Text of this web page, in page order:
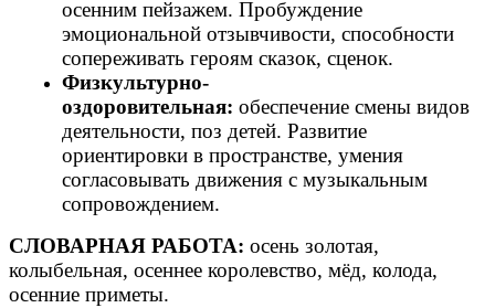
осенним пейзажем. Пробуждение
эмоциональной отзывчивости, способности
сопереживать героям сказок, сценок.
Физкультурно-
оздоровительная: обеспечение смены видов
деятельности, поз детей. Развитие
ориентировки в пространстве, умения
согласовывать движения с музыкальным
сопровождением.
СЛОВАРНАЯ РАБОТА: осень золотая,
колыбельная, осеннее королевство, мёд, колода,
осенние приметы.